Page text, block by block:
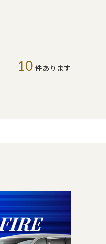
10 件あります